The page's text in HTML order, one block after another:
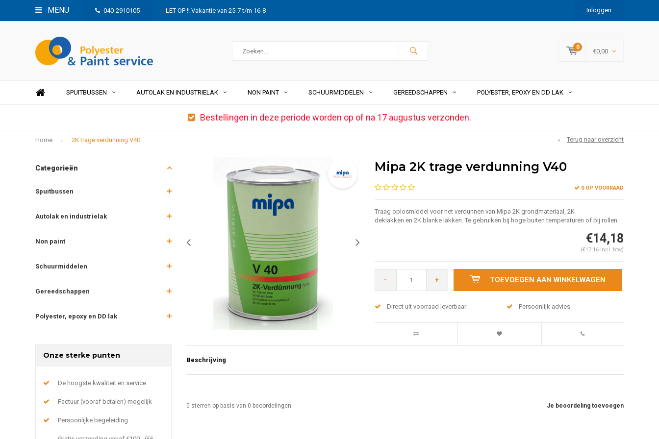
MENU 040-2910105 LET OP !! Vakantie van 25-7 t/m 16-8 Inloggen
0
€0,00
SPUITBUSSEN AUTOLAK EN INDUSTRIELAK NON PAINT SCHUURMIDDELEN GEREEDSCHAPPEN POLYESTER, EPOXY EN DD LAK
Bestellingen in deze periode worden op of na 17 augustus verzonden.
Home 2K trage verdunning V40 Terug naar overzicht
Categorieën
Spuitbussen
Autolak en industrielak
Non paint
Schuurmiddelen
Gereedschappen
Polyester, epoxy en DD lak
Onze sterke punten
De hoogste kwaliteit en service
Factuur (vooraf betalen) mogelijk
Persoonlijke begeleiding
Mipa 2K trage verdunning V40
0 OP VOORRAAD
Traag oplosmiddel voor het verdunnen van Mipa 2K grondmateriaal, 2K
deklakken en 2K blanke lakken. Te gebruiken bij hoge buiten temperaturen of bij rollen.
€14,18
(€17,16 Incl. btw)
- + TOEVOEGEN AAN WINKELWAGEN
Direct uit voorraad leverbaar Persoonlijk advies
Beschrijving
Je beoordeling toevoegen
0 sterren op basis van 0 beoordelingen